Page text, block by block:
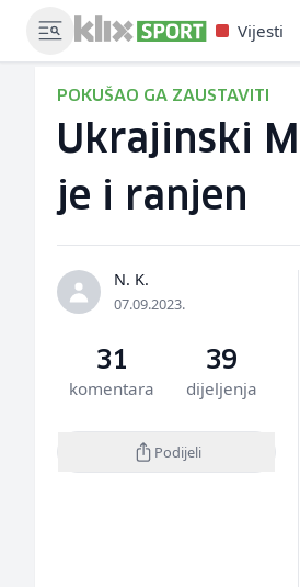
Vijesti
POKUŠAO GA ZAUSTAVITI
Ukrajinski
je i ranjen
N. K.
07.09.2023.
31
komentara
39
dijeljenja
Podijeli